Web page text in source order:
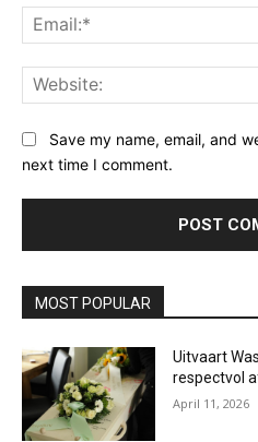
Save my name, email, and
next time I comment.
MOST POPULAR
Uitvaart
respectvol
April 11, 2026